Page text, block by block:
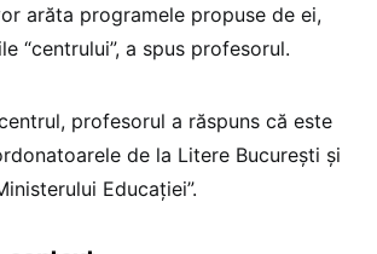
arăta programele propuse de ei,
“centrului”, a spus profesorul.
profesorul a răspuns că este
de la Litere București și
Educației”.